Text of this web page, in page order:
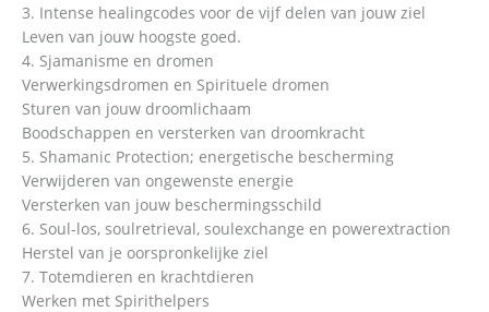
3. Intense healingcodes voor de vijf delen van jouw ziel
Leven van jouw hoogste goed.
4. Sjamanisme en dromen
Verwerkingsdromen en Spirituele dromen
Sturen van jouw droomlichaam
Boodschappen en versterken van droomkracht
5. Shamanic Protection; energetische bescherming
Verwijderen van ongewenste energie
Versterken van jouw beschermingsschild
6. Soul-los, soulretrieval, soulexchange en powerextraction
Herstel van je oorspronkelijke ziel
7. Totemdieren en krachtdieren
Werken met Spirithelpers